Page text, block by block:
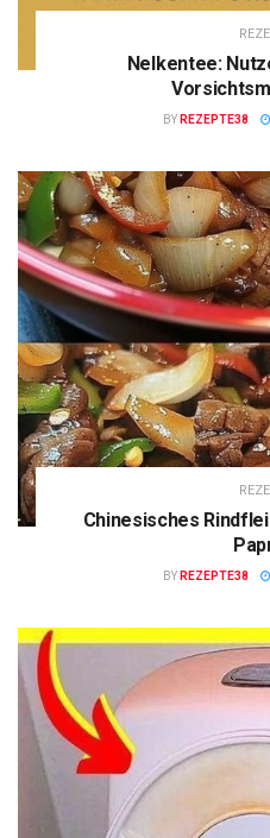
Nelkentee:
BY REZEPTE38
Chinesisches
BY REZEPTE38